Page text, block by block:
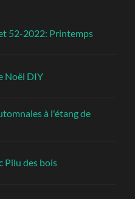
52-2022: Printemps
Noël DIY
à l'étang de
Pilu des bois